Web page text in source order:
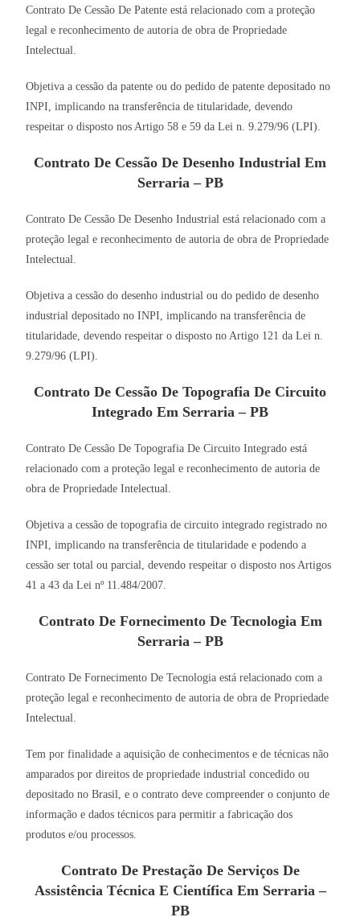
Contrato De Cessão De Patente está relacionado com a proteção
legal e reconhecimento de autoria de obra de Propriedade
Intelectual.
Objetiva a cessão da patente ou do pedido de patente depositado no
INPI, implicando na transferência de titularidade, devendo
respeitar o disposto nos Artigo 58 e 59 da Lei n. 9.279/96 (LPI).
Contrato De Cessão De Desenho Industrial Em
Serraria – PB
Contrato De Cessão De Desenho Industrial está relacionado com a
proteção legal e reconhecimento de autoria de obra de Propriedade
Intelectual.
Objetiva a cessão do desenho industrial ou do pedido de desenho
industrial depositado no INPI, implicando na transferência de
titularidade, devendo respeitar o disposto no Artigo 121 da Lei n.
9.279/96 (LPI).
Contrato De Cessão De Topografia De Circuito
Integrado Em Serraria – PB
Contrato De Cessão De Topografia De Circuito Integrado está
relacionado com a proteção legal e reconhecimento de autoria de
obra de Propriedade Intelectual.
Objetiva a cessão de topografia de circuito integrado registrado no
INPI, implicando na transferência de titularidade e podendo a
cessão ser total ou parcial, devendo respeitar o disposto nos Artigos
41 a 43 da Lei nº 11.484/2007.
Contrato De Fornecimento De Tecnologia Em
Serraria – PB
Contrato De Fornecimento De Tecnologia está relacionado com a
proteção legal e reconhecimento de autoria de obra de Propriedade
Intelectual.
Tem por finalidade a aquisição de conhecimentos e de técnicas não
amparados por direitos de propriedade industrial concedido ou
depositado no Brasil, e o contrato deve compreender o conjunto de
informação e dados técnicos para permitir a fabricação dos
produtos e/ou processos.
Contrato De Prestação De Serviços De
Assistência Técnica E Científica Em Serraria –
PB